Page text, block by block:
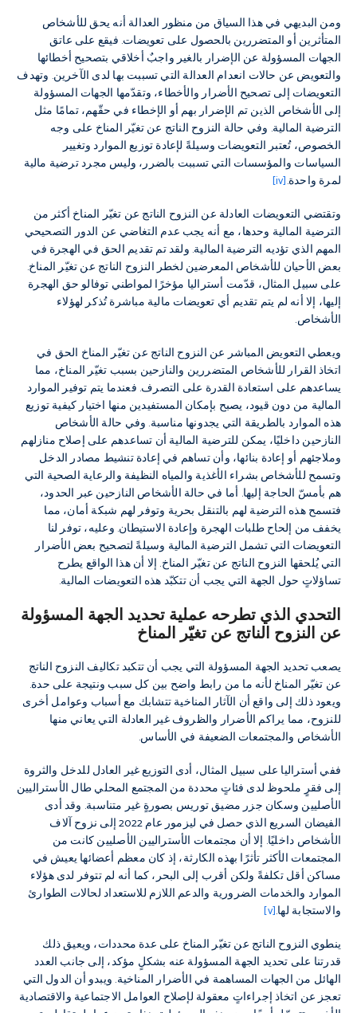
ومن البديهي في هذا السياق من منظور العدالة أنه يحق للأشخاص
المتأثرين أو المتضررين بالحصول على تعويضات. فيقع على عاتق
الجهات المسؤولة عن الإضرار بالغير واجبٌ أخلاقي بتصحيح أخطائها
والتعويض عن حالات انعدام العدالة التي تسببت بها لدى الآخرين. وتهدف
التعويضات إلى تصحيح الأضرار والأخطاء، وتقدّمها الجهات المسؤولة
إلى الأشخاص الذين تم الإضرار بهم أو الإخطاء في حقّهم، تمامًا مثل
الترضية المالية. وفي حالة النزوح الناتج عن تغيّر المناخ على وجه
الخصوص، تُعتبر التعويضات وسيلةً لإعادة توزيع الموارد وتغيير
السياسات والمؤسسات التي تسببت بالضرر، وليس مجرد ترضية مالية
لمرة واحدة.[iv]
وتقتضي التعويضات العادلة عن النزوح الناتج عن تغيّر المناخ أكثر من
الترضية المالية وحدها، مع أنه يجب عدم التغاضي عن الدور التصحيحي
المهم الذي تؤديه الترضية المالية. ولقد تم تقديم الحق في الهجرة في
بعض الأحيان للأشخاص المعرضين لخطر النزوح الناتج عن تغيّر المناخ.
على سبيل المثال، قدّمت أستراليا مؤخرًا لمواطني توفالو حق الهجرة
إليها، إلا أنه لم يتم تقديم أي تعويضات مالية مباشرة تُذكر لهؤلاء
الأشخاص.
ويعطي التعويض المباشر عن النزوح الناتج عن تغيّر المناخ الحق في
اتخاذ القرار للأشخاص المتضررين والنازحين بسبب تغيّر المناخ، مما
يساعدهم على استعادة القدرة على التصرف. فعندما يتم توفير الموارد
المالية من دون قيود، يصبح بإمكان المستفيدين منها اختيار كيفية توزيع
هذه الموارد بالطريقة التي يجدونها مناسبة. وفي حالة الأشخاص
النازحين داخليًا، يمكن للترضية المالية أن تساعدهم على إصلاح منازلهم
وملاجئهم أو إعادة بنائها، وأن تساهم في إعادة تنشيط مصادر الدخل
وتسمح للأشخاص بشراء الأغذية والمياه النظيفة والرعاية الصحية التي
هم بأمسّ الحاجة إليها. أما في حالة الأشخاص النازحين عبر الحدود،
فتسمح هذه الترضية لهم بالتنقل بحرية وتوفر لهم شبكة أمان، مما
يخفف من إلحاح طلبات الهجرة وإعادة الاستيطان. وعليه، توفر لنا
التعويضات التي تشمل الترضية المالية وسيلةً لتصحيح بعض الأضرار
التي يُلحقها النزوح الناتج عن تغيّر المناخ. إلا أن هذا الواقع يطرح
تساؤلاتٍ حول الجهة التي يجب أن تتكبّد هذه التعويضات المالية.
التحدي الذي تطرحه عملية تحديد الجهة المسؤولة
عن النزوح الناتج عن تغيّر المناخ
يصعب تحديد الجهة المسؤولة التي يجب أن تتكبد تكاليف النزوح الناتج
عن تغيّر المناخ لأنه ما من رابط واضح بين كل سبب ونتيجة على حدة.
ويعود ذلك إلى واقع أن الآثار المناخية تتشابك مع أسباب وعوامل أخرى
للنزوح، مما يراكم الأضرار والظروف غير العادلة التي يعاني منها
الأشخاص والمجتمعات الضعيفة في الأساس.
ففي أستراليا على سبيل المثال، أدى التوزيع غير العادل للدخل والثروة
إلى فقرٍ ملحوظ لدى فئاتٍ محددة من المجتمع المحلي طال الأستراليين
الأصليين وسكان جزر مضيق توريس بصورةٍ غير متناسبة. وقد أدى
الفيضان السريع الذي حصل في ليزمور عام 2022 إلى نزوح آلاف
الأشخاص داخليًا. إلا أن مجتمعات الأستراليين الأصليين كانت من
المجتمعات الأكثر تأثرًا بهذه الكارثة، إذ كان معظم أعضائها يعيش في
مساكن أقل تكلفةً ولكن أقرب إلى البحر، كما أنه لم تتوفر لدى هؤلاء
الموارد والخدمات الضرورية والدعم اللازم للاستعداد لحالات الطوارئ
والاستجابة لها.[v]
ينطوي النزوح الناتج عن تغيّر المناخ على عدة محددات، ويعيق ذلك
قدرتنا على تحديد الجهة المسؤولة عنه بشكلٍ مؤكد، إلى جانب العدد
الهائل من الجهات المساهمة في الأضرار المناخية. ويبدو أن الدول التي
تعجز عن اتخاذ إجراءاتٍ معقولة لإصلاح العوامل الاجتماعية والاقتصادية